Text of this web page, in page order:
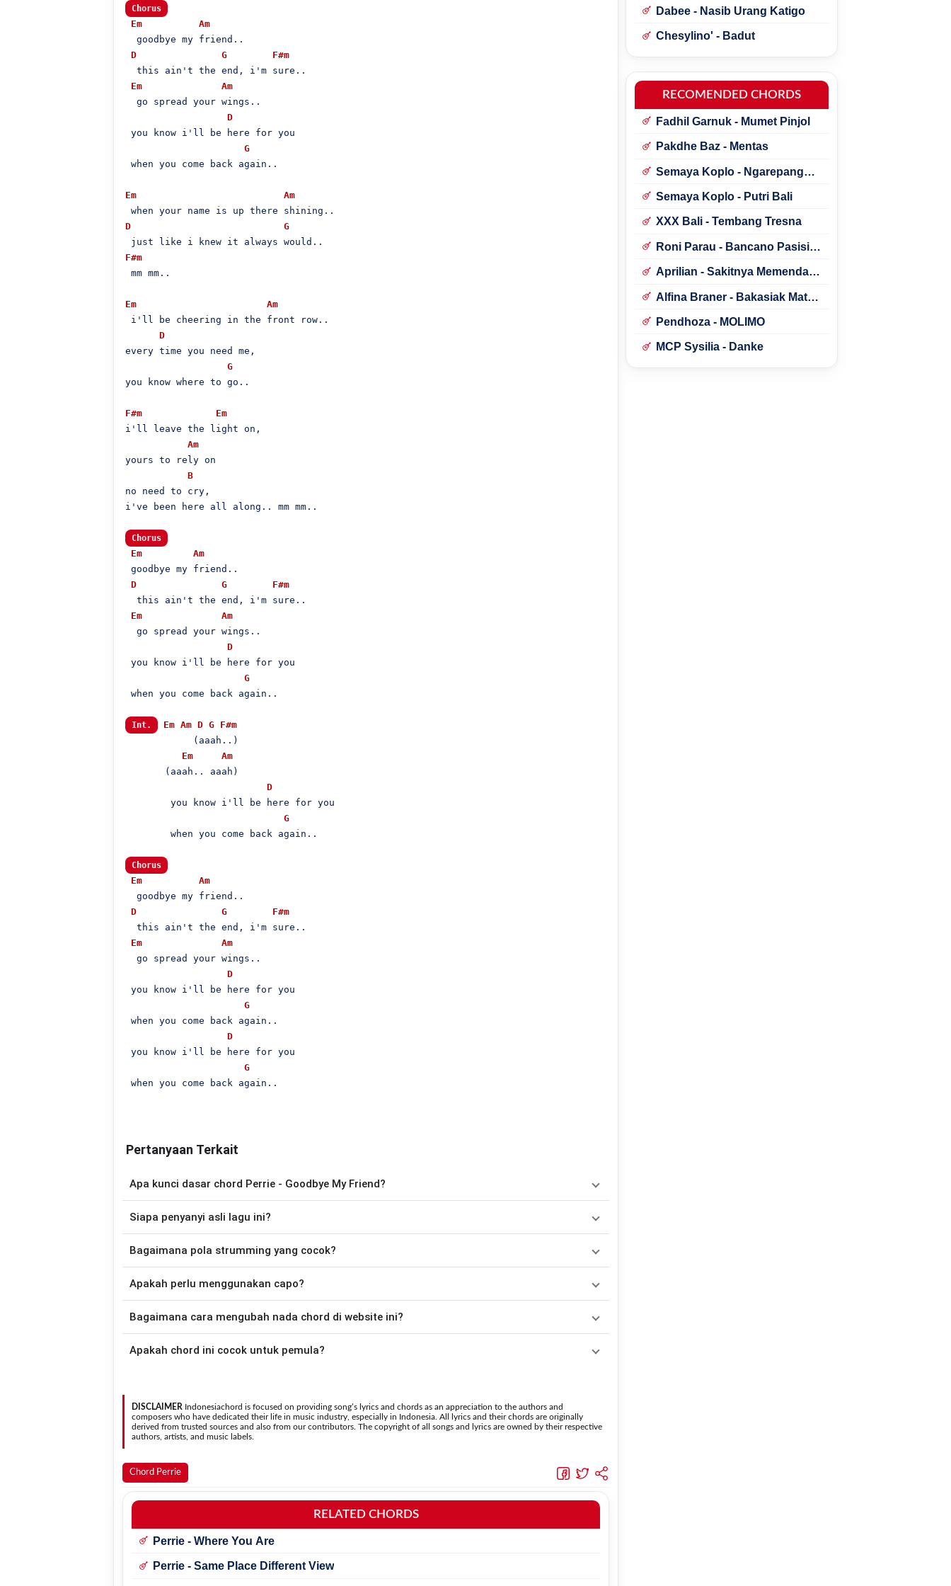
Chorus
Em
Am
  goodbye my friend..
D
G
F#m
  this ain't the end, i'm sure..
Em
Am
  go spread your wings..
D
you know i'll be here for you
G
when you come back again..
Em
Am
D
G
F#m
mm mm..
Em
Am
i'll be cheering in the front row..
D
every time you need me,
G
you know where to go..
F#m
Em
i'll leave the light on,
Am
yours to rely on
B
no need to cry,
i've been here all along.. mm mm..
Chorus
Em
Am
goodbye my friend..
D
G
F#m
  this ain't the end, i'm sure..
Em
Am
  go spread your wings..
D
you know i'll be here for you
G
when you come back again..
Int. Em Am D G F#m
            (aaah..)
Em
Am
       (aaah.. aaah)
D
        you know i'll be here for you
G
        when you come back again..
Chorus
Em
Am
  goodbye my friend..
D
G
F#m
  this ain't the end, i'm sure..
Em
Am
  go spread your wings..
D
you know i'll be here for you
G
when you come back again..
D
you know i'll be here for you
G
when you come back again..
Pertanyaan Terkait
Apa kunci dasar chord Perrie - Goodbye My Friend?
disederhanakan sehingga lebih mudah dimainkan oleh pemula maupun gitaris yang ingin belajar
memainkan lagu ini.
Siapa penyanyi asli lagu ini?
chord gitar yang lebih mudah dimainkan tanpa mengubah alur lagu.
Bagaimana pola strumming yang cocok?
Down - Down - Up - Up - Down - Up
Goodbye
My Friend.
Apakah perlu menggunakan capo?
nada asli penyanyi, kamu dapat menggunakan fiturTranspose
kebutuhan.
Bagaimana cara mengubah nada chord di website ini?
nada. Seluruh chord akan berubah secara otomatis tanpa mengubah lirik sehingga kamu dapat
Apakah chord ini cocok untuk pemula?
DISCLAIMER Indonesiachord is focused on providing song’s lyrics and chords as an appreciation to the authors and
composers who have dedicated their life in music industry, especially in Indonesia. All lyrics and their chords are originally
derived from trusted sources and also from our contributors. The copyright of all songs and lyrics are owned by their respective
authors, artists, and music labels.
Chord Perrie
RELATED CHORDS
Perrie - Where You Are
Perrie - Same Place Different View
Dabee - Nasib Urang Katigo
Chesylino' - Badut
RECOMENDED CHORDS
Fadhil Garnuk - Mumet Pinjol
Pakdhe Baz - Mentas
Semaya Koplo - Ngarepang
Semaya Koplo - Putri Bali
XXX Bali - Tembang Tresna
Roni Parau - Bancano Pasisia
Aprilian - Sakitnya Memendam
Alfina Braner - Bakasiak Mato
Pendhoza - MOLIMO
MCP Sysilia - Danke